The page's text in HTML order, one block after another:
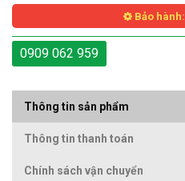
Bảo hành:
0909 062 959
Thông tin sản phẩm
Thông tin thanh toán
Chính sách vận chuyển